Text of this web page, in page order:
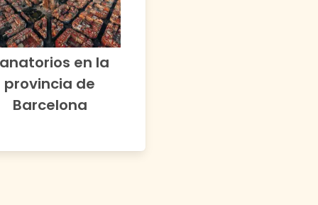
en la
provincia de
Barcelona